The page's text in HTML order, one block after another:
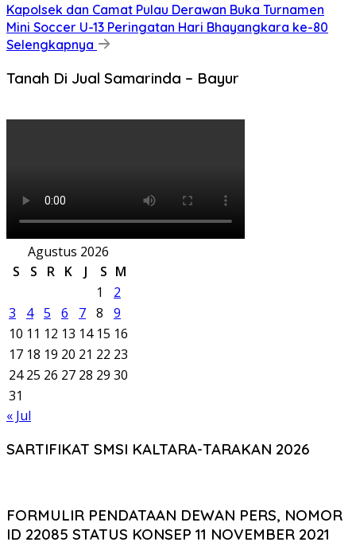
Kapolsek dan Camat Pulau Derawan Buka Turnamen
Mini Soccer U-13 Peringatan Hari Bhayangkara ke-80
Selengkapnya
Tanah Di Jual Samarinda – Bayur
Agustus 2026
S
S R K J S M
1
2
3
4 5 6 7 8
9
10 11 12 13 14 15 16
17 18 19 20 21 22 23
24 25 26 27 28 29 30
31
« Jul
SARTIFIKAT SMSI KALTARA-TARAKAN 2026
FORMULIR PENDATAAN DEWAN PERS, NOMOR
ID 22085 STATUS KONSEP 11 NOVEMBER 2021